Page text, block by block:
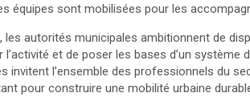
équipes sont mobilisées pour les
autorités municipales ambitionnent de
l’activité et de poser les bases d’un
invitent l’ensemble des professionnels du
pour construire une mobilité urbaine